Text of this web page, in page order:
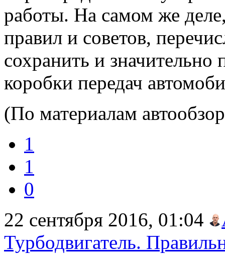
работы. На самом же
правил и советов,
сохранить и значительно
коробки передач
(По материалам
1
1
0
22 сентября 2016, 01:04
Турбодвигатель.